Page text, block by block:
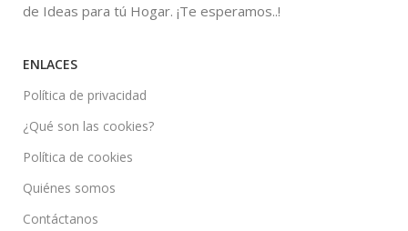
de Ideas para tú Hogar. ¡Te esperamos..!
ENLACES
Política de privacidad
¿Qué son las cookies?
Política de cookies
Quiénes somos
Contáctanos